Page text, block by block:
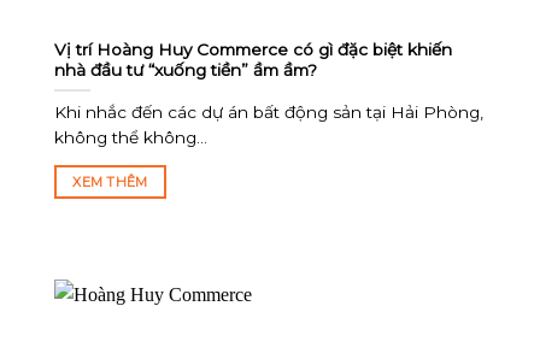
Vị trí Hoàng Huy Commerce có gì đặc biệt khiến
nhà đầu tư “xuống tiền” ầm ầm?
Khi nhắc đến các dự án bất động sản tại Hải Phòng,
không thể không...
XEM THÊM